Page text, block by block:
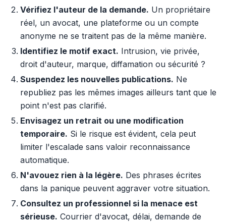
Vérifiez l'auteur de la demande. Un propriétaire
réel, un avocat, une plateforme ou un compte
anonyme ne se traitent pas de la même manière.
Identifiez le motif exact. Intrusion, vie privée,
droit d'auteur, marque, diffamation ou sécurité ?
Suspendez les nouvelles publications. Ne
republiez pas les mêmes images ailleurs tant que le
point n'est pas clarifié.
Envisagez un retrait ou une modification
temporaire. Si le risque est évident, cela peut
limiter l'escalade sans valoir reconnaissance
automatique.
N'avouez rien à la légère. Des phrases écrites
dans la panique peuvent aggraver votre situation.
Consultez un professionnel si la menace est
sérieuse. Courrier d'avocat, délai, demande de